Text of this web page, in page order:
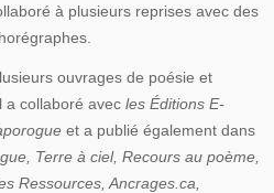
à plusieurs reprises avec des
ouvrages de poésie et
a collaboré avec les Éditions E-
et a publié également dans
Terre à ciel, Recours au poème,
Ressources, Ancrages.ca,